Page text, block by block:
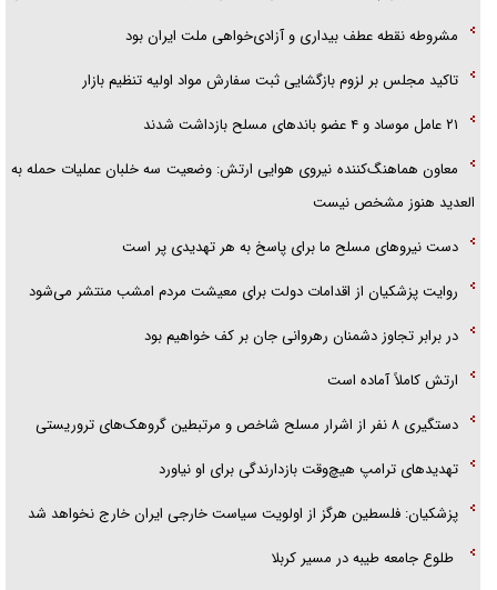
مشروطه نقطه عطف بیداری و آزادی‌خواهی ملت ایران بود
تاکید مجلس بر لزوم بازگشایی ثبت سفارش مواد اولیه تنظیم بازار
۲۱ عامل موساد و ۴ عضو باند‌های مسلح بازداشت شدند
معاون هماهنگ‌کننده نیروی هوایی ارتش: وضعیت سه خلبان عملیات حمله به
العدید هنوز مشخص نیست
دست نیرو‌های مسلح ما برای پاسخ به هر تهدیدی پر است
روایت پزشکیان از اقدامات دولت برای معیشت مردم امشب منتشر می‌شود
در برابر تجاوز دشمنان رهروانی جان بر کف خواهیم بود
ارتش کاملاً آماده است
دستگیری ۸ نفر از اشرار مسلح شاخص و مرتبطین گروهک‌های تروریستی
تهدید‌های ترامپ هیچ‌وقت بازدارندگی برای او نیاورد
پزشکیان: فلسطین هرگز از اولویت سیاست خارجی ایران خارج نخواهد شد
طلوع جامعه طیبه در مسیر کربلا